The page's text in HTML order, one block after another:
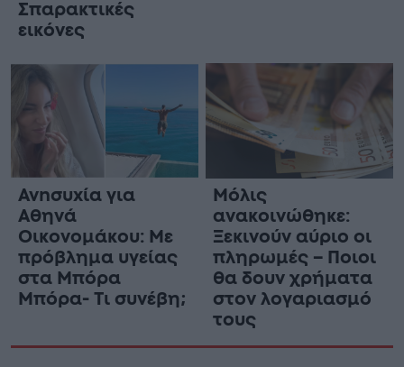
Σπαρακτικές
εικόνες
Ανnσυxία για
Αθηνά
Οικονομάκου: Με
πρόβλημα υγείας
στα Μπόρα
Μπόρα- Τι συνέβη;
Μόλις
ανακοινώθηκε:
Ξεκινούν αύριο οι
πληρωμές – Ποιοι
θα δουν χρήματα
στον λογαριασμό
τους